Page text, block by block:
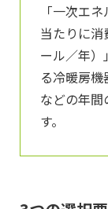
「一次エ
当たりに
ール／年）
る冷暖房
などの年
す。